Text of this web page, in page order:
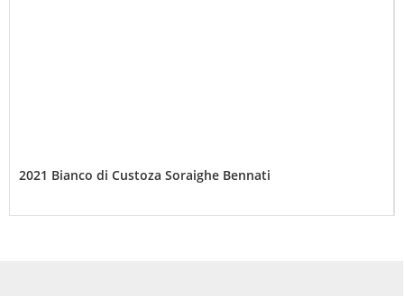
2021 Bianco di Custoza Soraighe Bennati